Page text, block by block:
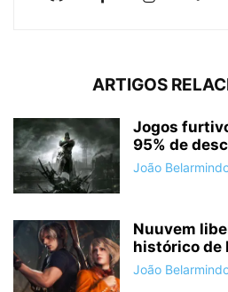
ARTIGOS
Jogos
95% de
João
Nuuvem
histórico de
João